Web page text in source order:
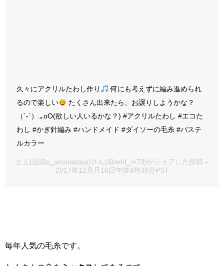
久々にアクリルたわし作り
何にも考えずに編み進められ
るので楽しい
たくさん出来たら、お譲りしようかな？
（´-`）.｡oO(欲しい人いるかな？) #アクリルたわし #エコた
わし #かぎ針編み #ハンドメイド #ダイソーの毛糸 #パステ
ルカラー
ナミ(旧@n_aminekoko)さん(@add_m73)がシェアした投稿 –
2017年12月月16日午後4時38分PST
毎年人気の毛糸です。